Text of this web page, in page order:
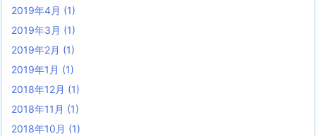
2019年4月 (1)
2019年3月 (1)
2019年2月 (1)
2019年1月 (1)
2018年12月 (1)
2018年11月 (1)
2018年10月 (1)